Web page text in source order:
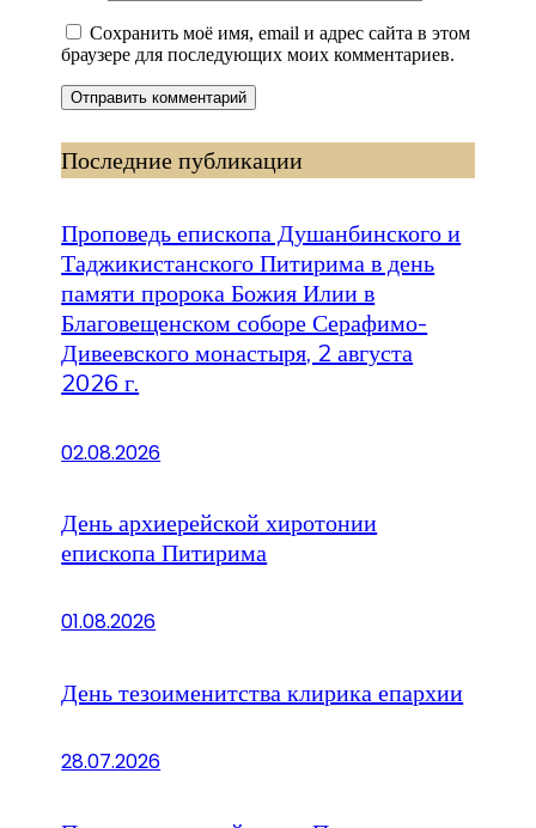
Сохранить моё имя, email и адрес сайта в этом
браузере для последующих моих комментариев.
Последние публикации
Проповедь епископа Душанбинского и
Таджикистанского Питирима в день
памяти пророка Божия Илии в
Благовещенском соборе Серафимо-
Дивеевского монастыря, 2 августа
2026 г.
02.08.2026
День архиерейской хиротонии
епископа Питирима
01.08.2026
День тезоименитства клирика епархии
28.07.2026